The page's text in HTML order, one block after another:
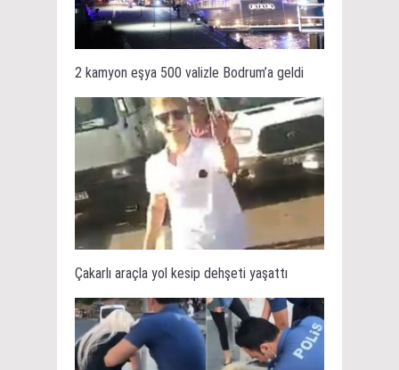
2 kamyon eşya 500 valizle Bodrum’a geldi
Çakarlı araçla yol kesip dehşeti yaşattı